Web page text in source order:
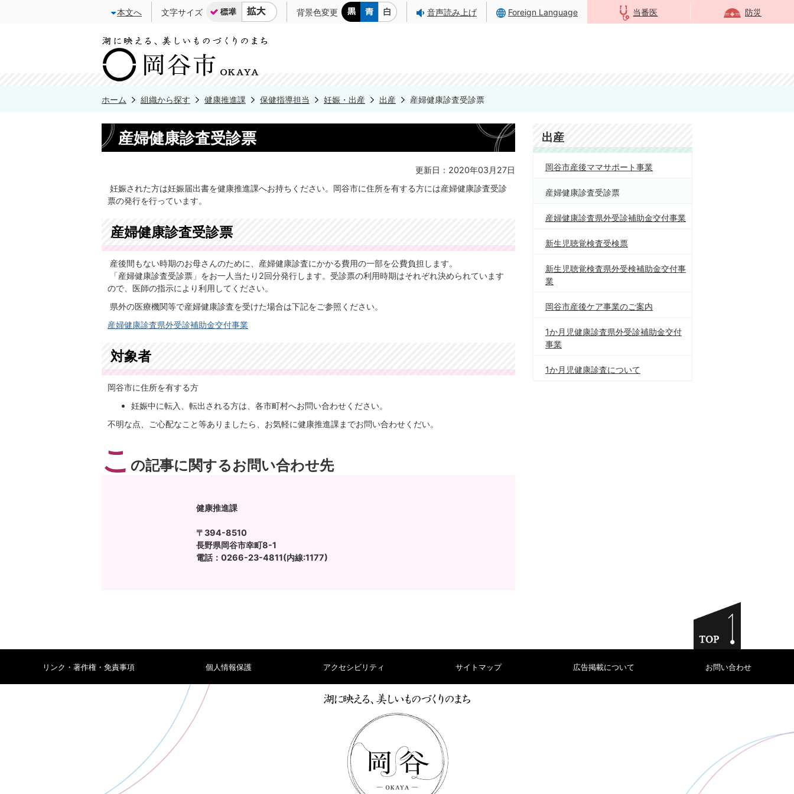
本文へ 文字サイズ 背景色変更 音声読み上げ Foreign Language 当番医 防災
ホーム 組織から探す 健康推進課 保健指導担当 妊娠・出産 出産 産婦健康診査受診票
産婦健康診査受診票
更新日：2020年03月27日
妊娠された方は妊娠届出書を健康推進課へお持ちください。岡谷市に住所を有する方には産婦健康診査受診
票の発行を行っています。
産婦健康診査受診票
産後間もない時期のお母さんのために、産婦健康診査にかかる費用の一部を公費負担します。
「産婦健康診査受診票」をお一人当たり2回分発行します。受診票の利用時期はそれぞれ決められています
ので、医師の指示により利用してください。
県外の医療機関等で産婦健康診査を受けた場合は下記をご参照ください。
産婦健康診査県外受診補助金交付事業
対象者
岡谷市に住所を有する方
妊娠中に転入、転出される方は、各市町村へお問い合わせください。
不明な点、ご心配なこと等ありましたら、お気軽に健康推進課までお問い合わせくだい。
こ の記事に関するお問い合わせ先
健康推進課
〒394-8510
長野県岡谷市幸町8-1
電話：0266-23-4811(内線:1177)
出産
岡谷市産後ママサポート事業
産婦健康診査受診票
産婦健康診査県外受診補助金交付事業
新生児聴覚検査受検票
新生児聴覚検査県外受検補助金交付事
業
岡谷市産後ケア事業のご案内
1か月児健康診査県外受診補助金交付
事業
1か月児健康診査について
リンク・著作権・免責事項 個人情報保護 アクセシビリティ サイトマップ 広告掲載について お問い合わせ